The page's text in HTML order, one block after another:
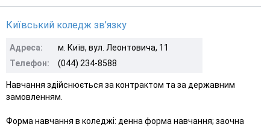
Київський коледж зв’язку
Адреса:
м. Київ, вул. Леонтовича, 11
Телефон:
(044) 234-8588
Навчання здійснюється за контрактом та за державним
замовленням.
Форма навчання в коледжі: денна форма навчання; заочна